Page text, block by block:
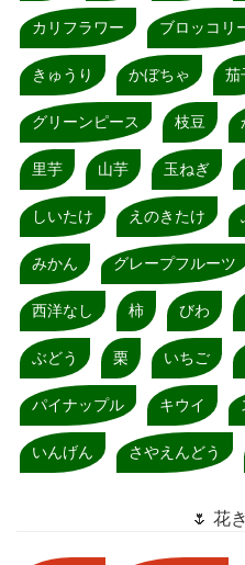
カリフラワー ブロッコリ
きゅうり かぼちゃ 茄
グリーンピース 枝豆
里芋 山芋 玉ねぎ
しいたけ えのきたけ
みかん グレープフルーツ
西洋なし 柿 びわ
ぶどう 栗 いちご
パイナップル キウイ
いんげん さやえんどう
🌷 花